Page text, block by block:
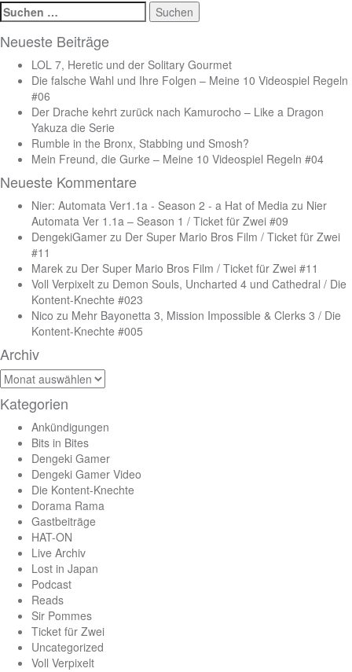
Suchen
nach:
Neueste Beiträge
LOL 7, Heretic und der Solitary Gourmet
Die falsche Wahl und Ihre Folgen – Meine 10 Videospiel Regeln
#06
Der Drache kehrt zurück nach Kamurocho – Like a Dragon
Yakuza die Serie
Rumble in the Bronx, Stabbing und Smosh?
Mein Freund, die Gurke – Meine 10 Videospiel Regeln #04
Neueste Kommentare
Nier: Automata Ver1.1a - Season 2 - a Hat of Media zu Nier
Automata Ver 1.1a – Season 1 / Ticket für Zwei #09
DengekiGamer zu Der Super Mario Bros Film / Ticket für Zwei
#11
Marek zu Der Super Mario Bros Film / Ticket für Zwei #11
Voll Verpixelt zu Demon Souls, Uncharted 4 und Cathedral / Die
Kontent-Knechte #023
Nico zu Mehr Bayonetta 3, Mission Impossible & Clerks 3 / Die
Kontent-Knechte #005
Archiv
Archiv
Kategorien
Ankündigungen
Bits in Bites
Dengeki Gamer
Dengeki Gamer Video
Die Kontent-Knechte
Dorama Rama
Gastbeiträge
HAT-ON
Live Archiv
Lost in Japan
Podcast
Reads
Sir Pommes
Ticket für Zwei
Uncategorized
Voll Verpixelt